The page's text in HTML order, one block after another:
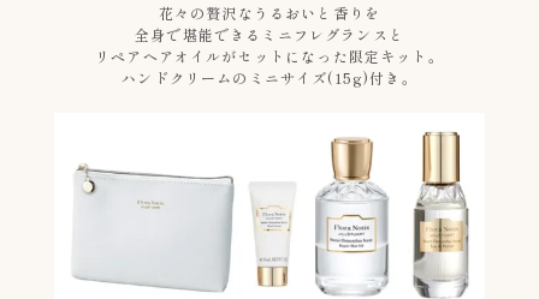
花々の贅沢なうるおいと香りを
全身で堪能できるミニフレグランスと
リペアヘアオイルがセットになった限定キット。
ハンドクリームのミニサイズ(15g)付き。